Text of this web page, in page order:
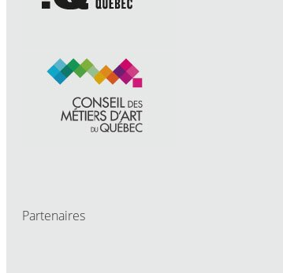
Partenaires